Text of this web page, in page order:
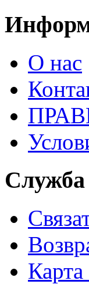
О нас
Карта